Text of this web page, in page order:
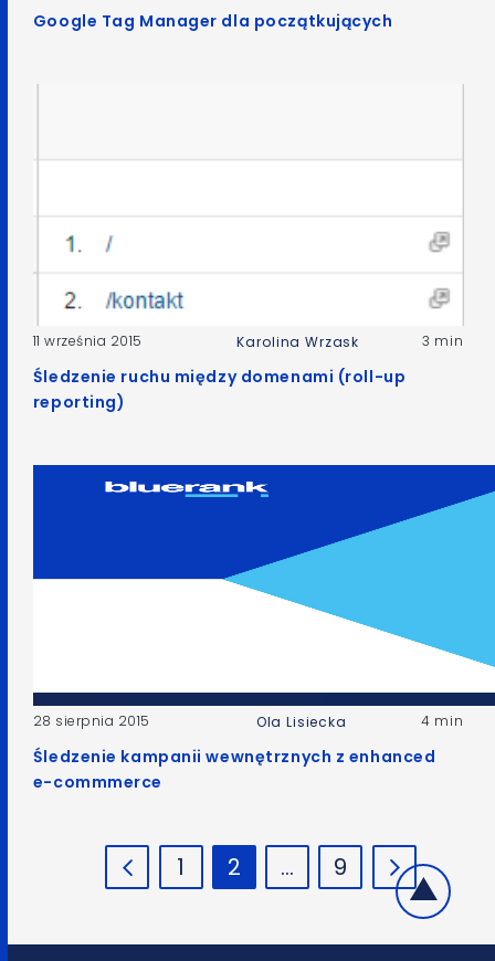
Google Tag Manager dla początkujących
11 września 2015 Karolina Wrzask 3 min
Śledzenie ruchu między domenami (roll-up
reporting)
28 sierpnia 2015 Ola Lisiecka 4 min
Śledzenie kampanii wewnętrznych z enhanced
e-commmerce
1 2 … 9